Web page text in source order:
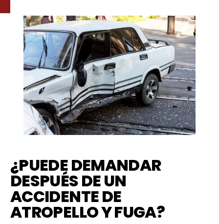
¿PUEDE DEMANDAR
DESPUÉS DE UN
ACCIDENTE DE
ATROPELLO Y FUGA?